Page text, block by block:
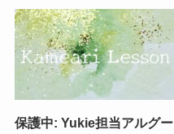
保護中: Yukie担当アルグー